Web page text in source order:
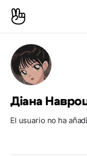
Діана
El usuario no ha